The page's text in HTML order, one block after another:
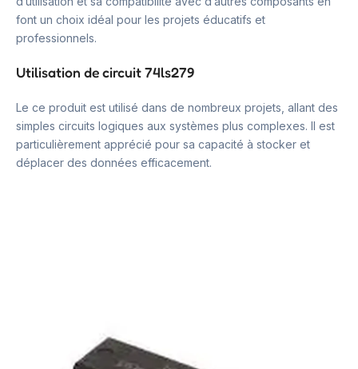
font un choix idéal pour les projets éducatifs et
professionnels.
Utilisation de circuit 74ls279
Le ce produit est utilisé dans de nombreux projets, allant des
simples circuits logiques aux systèmes plus complexes. Il est
particulièrement apprécié pour sa capacité à stocker et
déplacer des données efficacement.